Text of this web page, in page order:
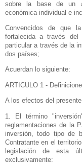
sobre la base de un
económica individual e
Convencidos de que
fortalecida a través del
particular a través de la
dos países;
Acuerdan lo siguiente:
ARTICULO 1 -
A los efectos del
1. El término
reglamentaciones de la
inversión, todo tipo de
Contratante en el
legislación de esta
exclusivamente: